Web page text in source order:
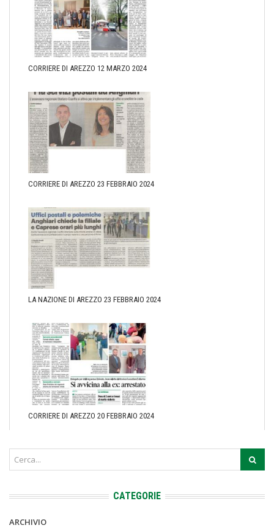
CORRIERE DI AREZZO 12 MARZO 2024
CORRIERE DI AREZZO 23 FEBBRAIO 2024
LA NAZIONE DI AREZZO 23 FEBBRAIO 2024
CORRIERE DI AREZZO 20 FEBBRAIO 2024
CATEGORIE
ARCHIVIO